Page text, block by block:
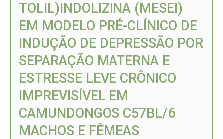
TOLIL)INDOLIZINA (MESEI)
EM MODELO PRÉ-CLÍNICO DE
INDUÇÃO DE DEPRESSÃO POR
SEPARAÇÃO MATERNA E
ESTRESSE LEVE CRÔNICO
IMPREVISÍVEL EM
CAMUNDONGOS C57BL/6
MACHOS E FÊMEAS